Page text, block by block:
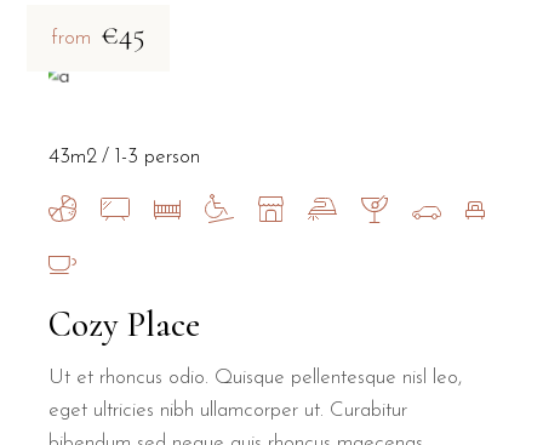
from €45
Cozy Place
Ut et rhoncus odio. Quisque pellentesque nisl leo,
eget ultricies nibh ullamcorper ut. Curabitur
43m2 1-3 person